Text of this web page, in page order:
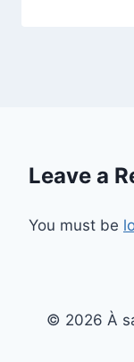
Leave a
You must be
© 2026 À